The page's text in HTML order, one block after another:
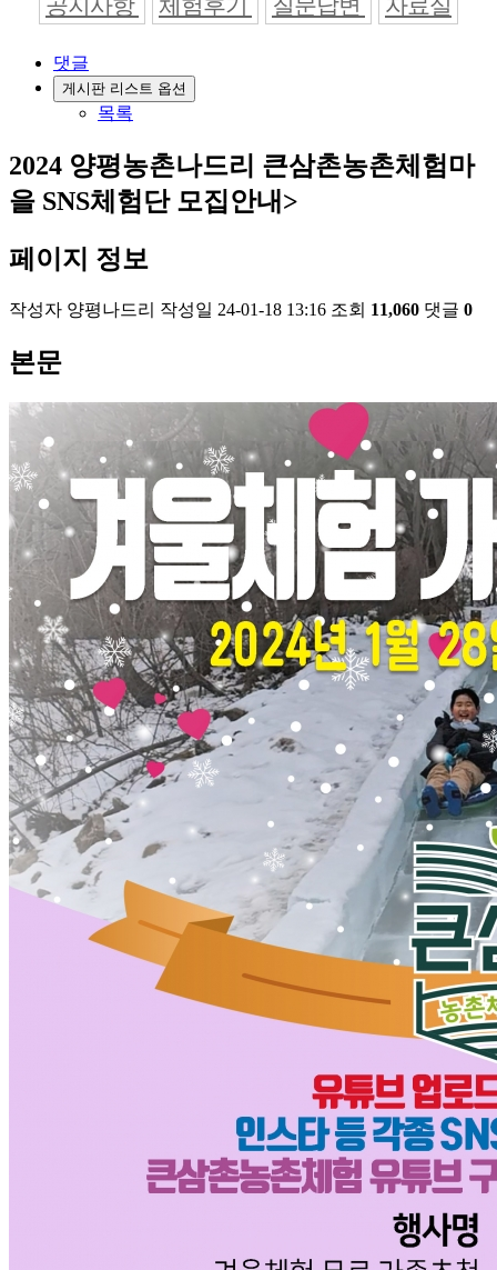
공지사항 체험후기 질문답변 자료실
댓글
게시판 리스트 옵션
목록
2024 양평농촌나드리 큰삼촌농촌체험마
을 SNS체험단 모집안내>
페이지 정보
작성자 양평나드리 작성일 24-01-18 13:16 조회 11,060 댓글 0
본문